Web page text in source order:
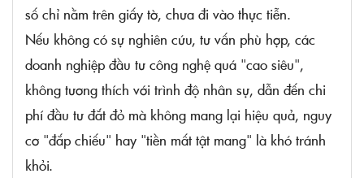
số chỉ nằm trên giấy tờ, chưa đi vào thực tiễn.
Nếu không có sự nghiên cứu, tư vấn phù hợp, các
doanh nghiệp đầu tư công nghệ quá "cao siêu",
không tương thích với trình độ nhân sự, dẫn đến chi
phí đầu tư đắt đỏ mà không mang lại hiệu quả, nguy
cơ "đắp chiếu" hay "tiền mất tật mang" là khó tránh
khỏi.